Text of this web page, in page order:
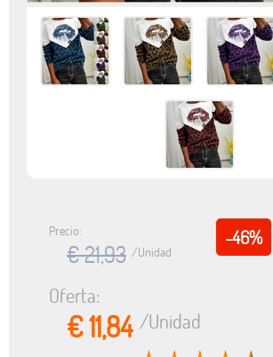
-46%
Precio:
€ 21,93 /Unidad
Oferta:
€ 11,84 /Unidad